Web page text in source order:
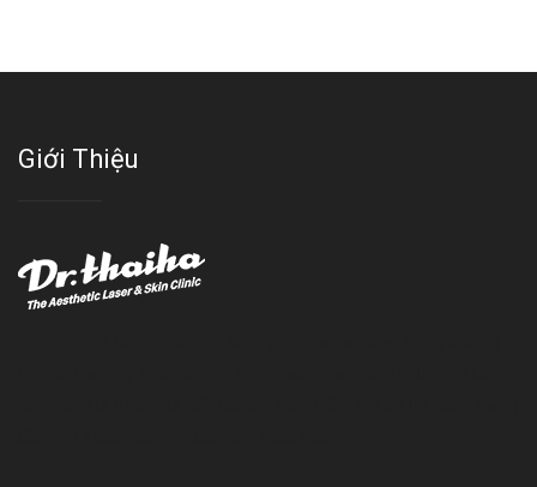
Giới Thiệu